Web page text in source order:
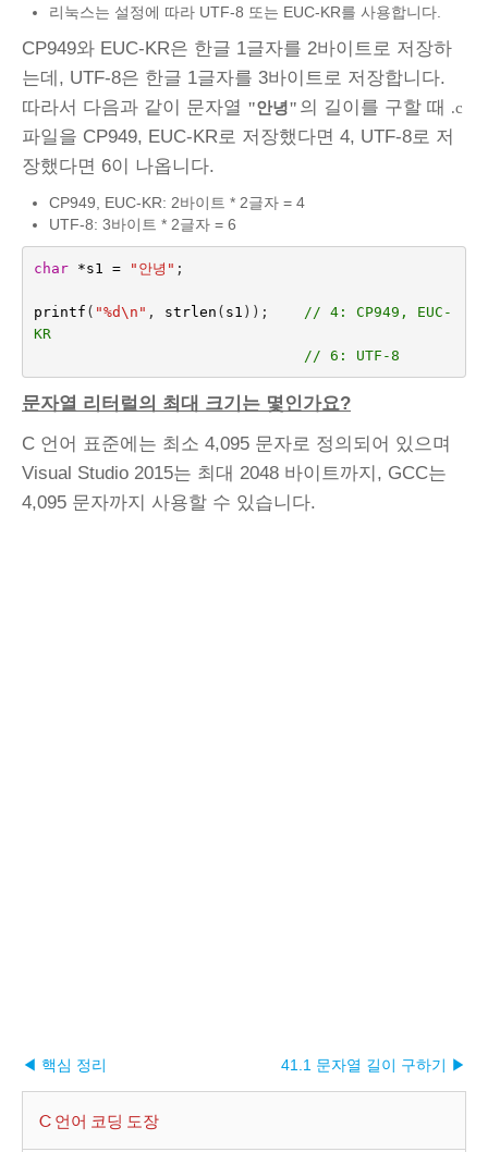
리눅스는 설정에 따라 UTF-8 또는 EUC-KR를 사용합니다.
CP949와 EUC-KR은 한글 1글자를 2바이트로 저장하
는데, UTF-8은 한글 1글자를 3바이트로 저장합니다.
따라서 다음과 같이 문자열 "안녕" 의 길이를 구할 때 .c
파일을 CP949, EUC-KR로 저장했다면 4, UTF-8로 저
장했다면 6이 나옵니다.
CP949, EUC-KR: 2바이트 * 2글자 = 4
UTF-8: 3바이트 * 2글자 = 6
char *s1 = "안녕" ;
printf ( "%d\n " , strlen ( s1 ));
// 4: CP949, EUC-
KR
// 6: UTF-8
문자열 리터럴의 최대 크기는 몇인가요?
C 언어 표준에는 최소 4,095 문자로 정의되어 있으며
Visual Studio 2015는 최대 2048 바이트까지, GCC는
4,095 문자까지 사용할 수 있습니다.
◀ 핵심 정리 41.1 문자열 길이 구하기 ▶︎
C 언어 코딩 도장